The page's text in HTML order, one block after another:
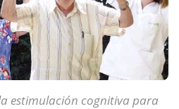
estimulación cognitiva para